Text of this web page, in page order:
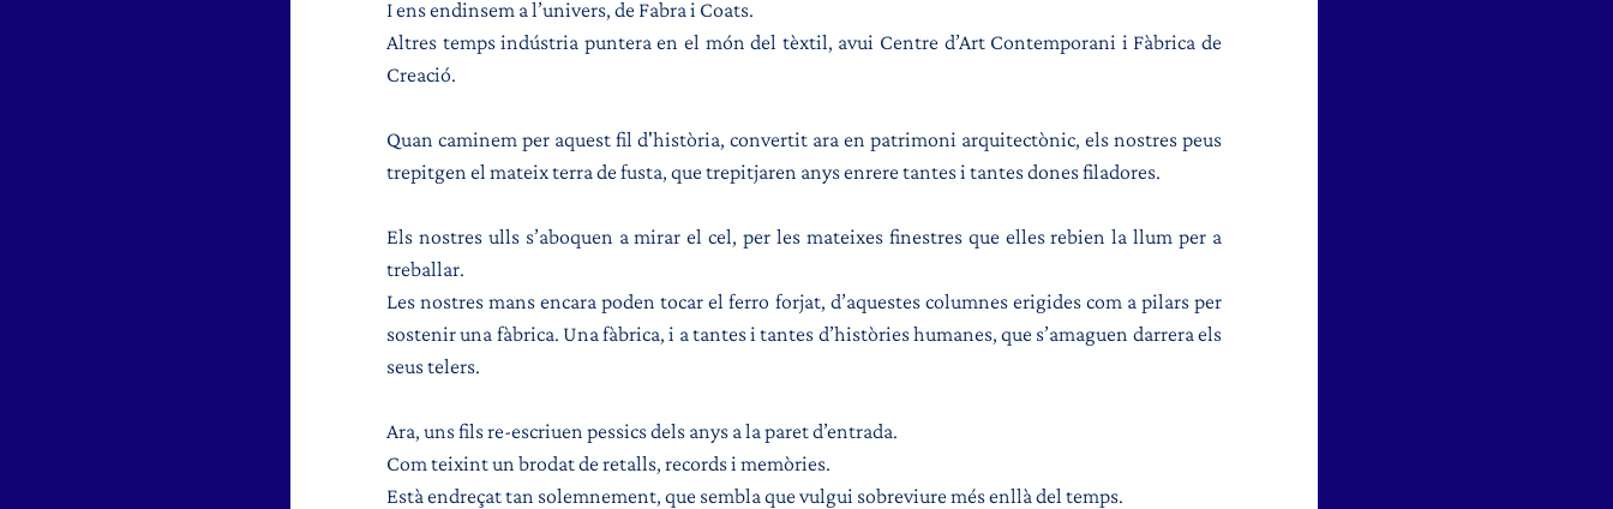
I ens endinsem a l’univers, de Fabra i Coats.
Altres temps indústria puntera en el món del tèxtil, avui Centre d’Art Contemporani i Fàbrica de
Creació.
Quan caminem per aquest fil d'història, convertit ara en patrimoni arquitectònic, els nostres peus
trepitgen el mateix terra de fusta, que trepitjaren anys enrere tantes i tantes dones filadores.
Els nostres ulls s’aboquen a mirar el cel, per les mateixes finestres que elles rebien la llum per a
treballar.
Les nostres mans encara poden tocar el ferro forjat, d’aquestes columnes erigides com a pilars per
sostenir una fàbrica. Una fàbrica, i a tantes i tantes d’històries humanes, que s’amaguen darrera els
seus telers.
Ara, uns fils re-escriuen pessics dels anys a la paret d’entrada.
Com teixint un brodat de retalls, records i memòries.
Està endreçat tan solemnement, que sembla que vulgui sobreviure més enllà del temps.